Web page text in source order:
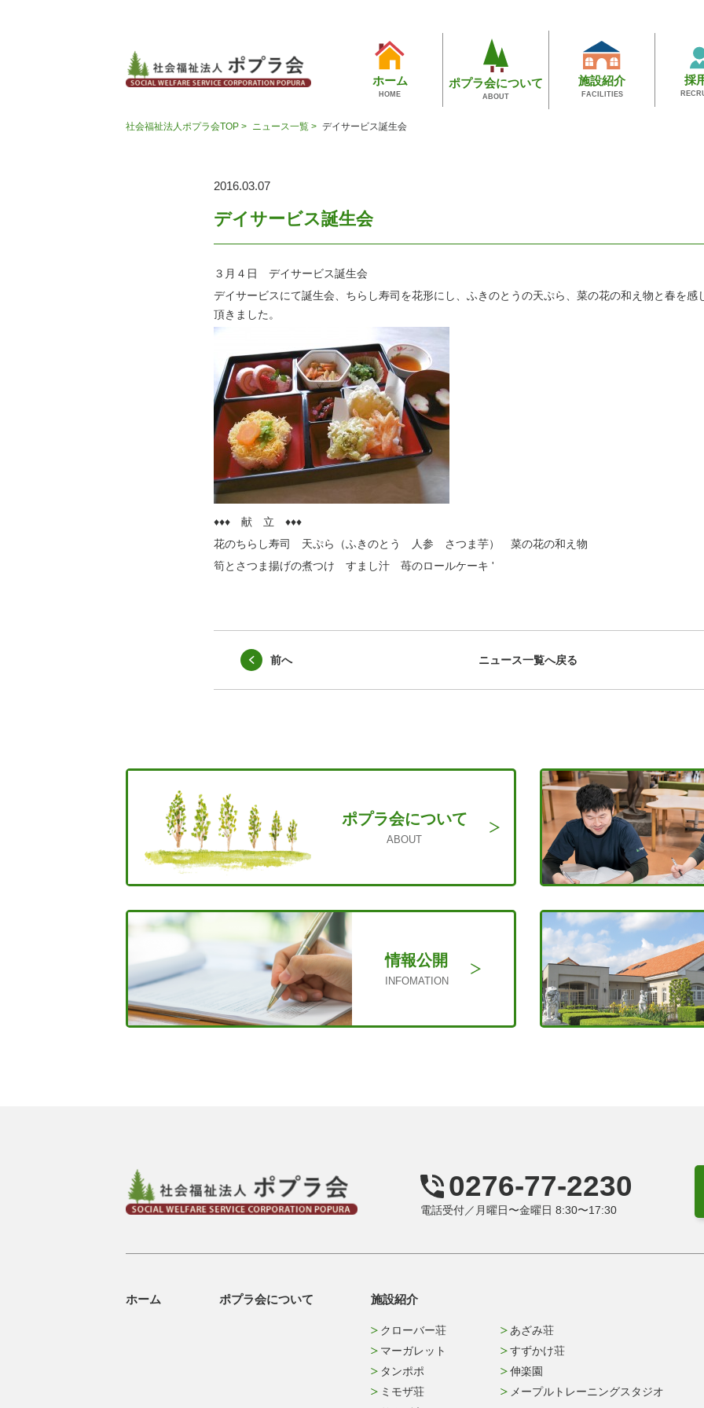
ホーム
HOME
ポプラ会について
ABOUT
施設紹介
FACILITIES
採
社会福祉法人ポプラ会TOP > ニュース一覧 > デイサービス誕生会
2016.03.07
デイサービス誕生会
３月４日 デイサービス誕生会
デイサービスにて誕生会、ちらし寿司を花形にし、ふきのとうの天ぷら、菜の花の和え物と春を感
頂きました。
♦♦♦ 献 立 ♦♦♦
花のちらし寿司 天ぷら（ふきのとう 人参 さつま芋） 菜の花の和え物
筍とさつま揚げの煮つけ すまし汁 苺のロールケーキ '
前へ ニュース一覧へ戻る
ポプラ会について
ABOUT
情報公開
INFOMATION
0276-77-2230
電話受付／月曜日〜金曜日 8:30〜17:30
ホーム ポプラ会について 施設紹介
クローバー荘
マーガレット
タンポポ
ミモザ荘
あざみ荘
すずかけ荘
伸楽園
メープルトレーニングスタジオ